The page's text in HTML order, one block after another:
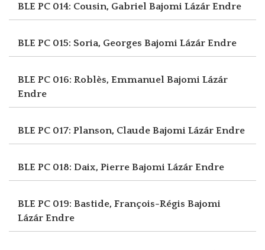
BLE PC 014: Cousin, Gabriel Bajomi Lázár Endre
BLE PC 015: Soria, Georges Bajomi Lázár Endre
BLE PC 016: Roblès, Emmanuel Bajomi Lázár
Endre
BLE PC 017: Planson, Claude Bajomi Lázár Endre
BLE PC 018: Daix, Pierre Bajomi Lázár Endre
BLE PC 019: Bastide, François-Régis Bajomi
Lázár Endre